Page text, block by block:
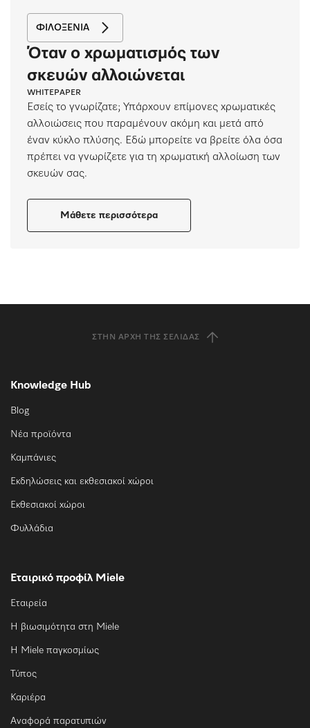
ΦΙΛΟΞΕΝΊΑ
Όταν ο χρωματισμός των
σκευών αλλοιώνεται
WHITEPAPER
Εσείς το γνωρίζατε; Υπάρχουν επίμονες χρωματικές
αλλοιώσεις που παραμένουν ακόμη και μετά από
έναν κύκλο πλύσης. Εδώ μπορείτε να βρείτε όλα όσα
πρέπει να γνωρίζετε για τη χρωματική αλλοίωση των
σκευών σας.
Μάθετε περισσότερα
ΣΤΗΝ ΑΡΧΉ ΤΗΣ ΣΕΛΊΔΑΣ
Knowledge Hub
Blog
Νέα προϊόντα
Καμπάνιες
Εκδηλώσεις και εκθεσιακοί χώροι
Εκθεσιακοί χώροι
Φυλλάδια
Εταιρικό προφίλ Miele
Εταιρεία
Η βιωσιμότητα στη Miele
Η Miele παγκοσμίως
Τύπος
Καριέρα
Αναφορά παρατυπιών